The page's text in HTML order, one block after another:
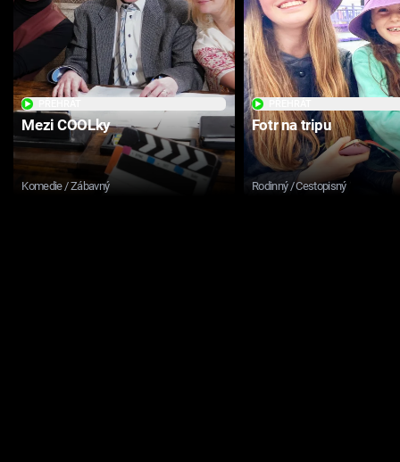
Mezi COOLky
Komedie / Zábavný
Fotr na tripu
Rodinný / Cestopisný